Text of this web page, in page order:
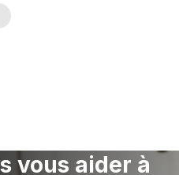
vous aider à